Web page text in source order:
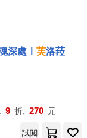
深處Ⅰ芙洛菈
9 折, 270 元
試閱